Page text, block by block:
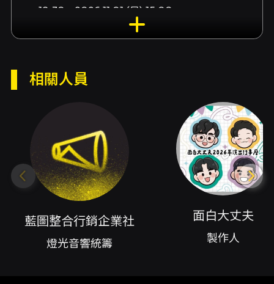
19:30、2026.11.01 (日) 15:00
演出單位
演出團隊
燈光音響統籌藍圖整合行銷企業社、製作人面白
大丈夫、編劇面白大丈夫、行銷宣傳面白大丈
夫、劇本統籌林耿賢、演員董軒、演員耿賢、演
員阿量、演員林木森、劇團行政陳婉芸、劇團行
政李昀軒、視覺設計徐子翔、舞台設計吳明軒、
燈光設計張善婷、音樂與音效設計蔡惟量、影像
與廣告設計蔡惟量、行銷宣傳林伯安、燈光音響
統籌廖俊榮
相關人員
藍圖整合行銷企業社
燈光音響統籌
面白大丈夫
製作人